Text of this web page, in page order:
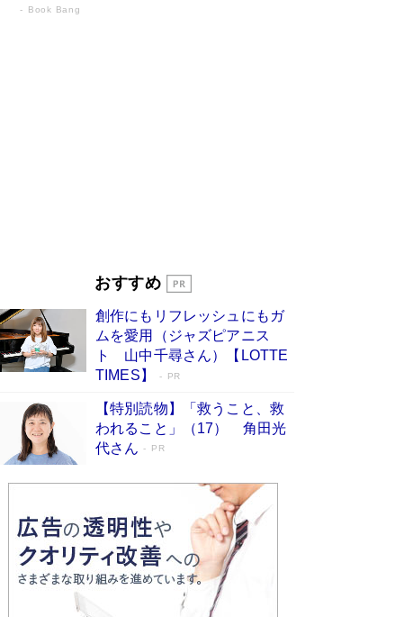
Book Bang
俳優・高嶋政伸が家族に教わった“人を育てるコ
東野圭吾、伊坂幸太郎の人気シリーズ最新作どち
らも文庫化 映画化された直木賞受賞作もランク
イン［文庫ベストセラー］
Book Bang
おすすめ
創作にもリフレッシュにもガ
ムを愛用（ジャズピアニス
ト 山中千尋さん）【LOTTE
TIMES】
PR
【特別読物】「救うこと、救
われること」（17） 角田光
代さん
PR